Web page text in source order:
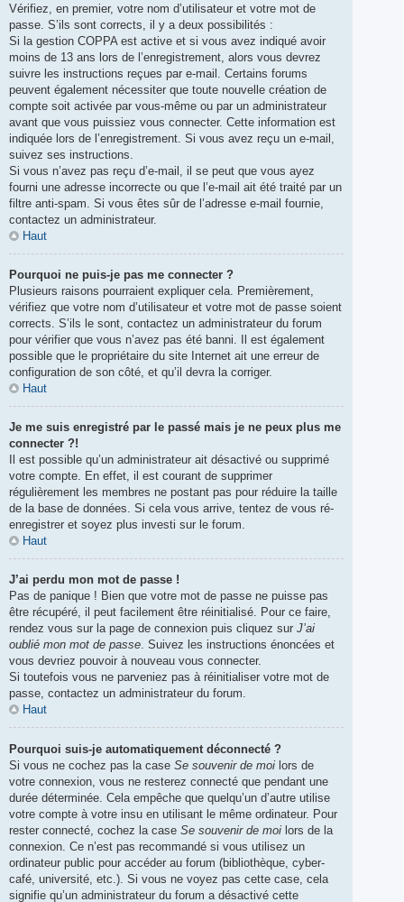
Vérifiez, en premier, votre nom d’utilisateur et votre mot de
passe. S’ils sont corrects, il y a deux possibilités :
Si la gestion COPPA est active et si vous avez indiqué avoir
moins de 13 ans lors de l’enregistrement, alors vous devrez
suivre les instructions reçues par e-mail. Certains forums
peuvent également nécessiter que toute nouvelle création de
compte soit activée par vous-même ou par un administrateur
avant que vous puissiez vous connecter. Cette information est
indiquée lors de l’enregistrement. Si vous avez reçu un e-mail,
suivez ses instructions.
Si vous n’avez pas reçu d’e-mail, il se peut que vous ayez
fourni une adresse incorrecte ou que l’e-mail ait été traité par un
filtre anti-spam. Si vous êtes sûr de l’adresse e-mail fournie,
contactez un administrateur.
Haut
Pourquoi ne puis-je pas me connecter ?
Plusieurs raisons pourraient expliquer cela. Premièrement,
vérifiez que votre nom d’utilisateur et votre mot de passe soient
corrects. S’ils le sont, contactez un administrateur du forum
pour vérifier que vous n’avez pas été banni. Il est également
possible que le propriétaire du site Internet ait une erreur de
configuration de son côté, et qu’il devra la corriger.
Haut
Je me suis enregistré par le passé mais je ne peux plus me
connecter ?!
Il est possible qu’un administrateur ait désactivé ou supprimé
votre compte. En effet, il est courant de supprimer
régulièrement les membres ne postant pas pour réduire la taille
de la base de données. Si cela vous arrive, tentez de vous ré-
enregistrer et soyez plus investi sur le forum.
Haut
J’ai perdu mon mot de passe !
Pas de panique ! Bien que votre mot de passe ne puisse pas
être récupéré, il peut facilement être réinitialisé. Pour ce faire,
rendez vous sur la page de connexion puis cliquez sur J’ai
oublié mon mot de passe. Suivez les instructions énoncées et
vous devriez pouvoir à nouveau vous connecter.
Si toutefois vous ne parveniez pas à réinitialiser votre mot de
passe, contactez un administrateur du forum.
Haut
Pourquoi suis-je automatiquement déconnecté ?
Si vous ne cochez pas la case Se souvenir de moi lors de
votre connexion, vous ne resterez connecté que pendant une
durée déterminée. Cela empêche que quelqu’un d’autre utilise
votre compte à votre insu en utilisant le même ordinateur. Pour
rester connecté, cochez la case Se souvenir de moi lors de la
connexion. Ce n’est pas recommandé si vous utilisez un
ordinateur public pour accéder au forum (bibliothèque, cyber-
café, université, etc.). Si vous ne voyez pas cette case, cela
signifie qu’un administrateur du forum a désactivé cette